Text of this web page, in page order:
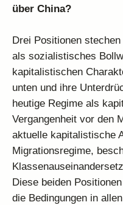
über China?
Drei Positionen
als sozialistisches
kapitalistischen
unten und ihre
heutige Regime als
Vergangenheit vor den
aktuelle kapitalistische
Migrationsregime,
Diese beiden
die Bedingungen in